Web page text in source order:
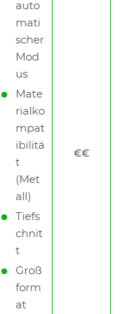
auto
mati
scher
Mod
us
Mate
rialko
mpat
ibilitä
t
(Met
all)
Tiefs
chnit
t
Groß
form
at
€€